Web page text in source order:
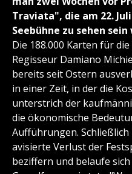
Traviata", die am 22.
Seebühne zu sehen sein
Die 188.000 Karten für
Regisseur Damiano
bereits seit Ostern
in einer Zeit, in der die
unterstrich der
die ökonomische
Aufführungen. Schließlich
avisierte Verlust der
beziffern und belaufe